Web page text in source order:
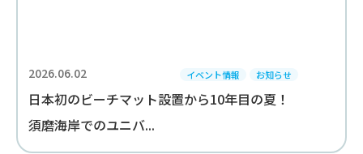
2026.06.02 イベント情報 お知らせ
日本初のビーチマット設置から10年目の夏！
須磨海岸でのユニバ...